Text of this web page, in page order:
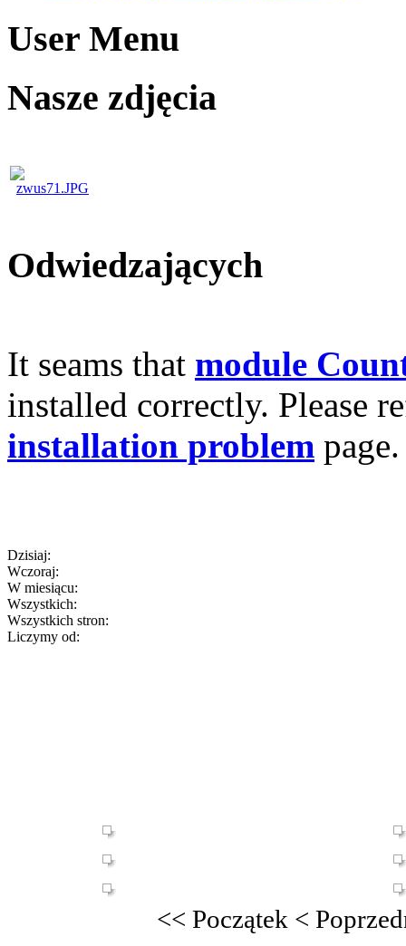
User Menu
Nasze zdjęcia
Odwiedzających
It seams that module
installed correctly. Please
installation problem page.
Dzisiaj:
Wczoraj:
W miesiącu:
Wszystkich:
Wszystkich stron:
Liczymy od:
<< Początek <